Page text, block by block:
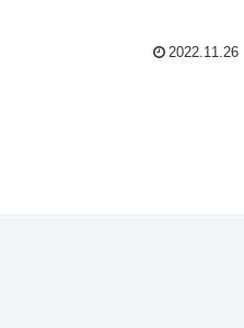
2022.11.26